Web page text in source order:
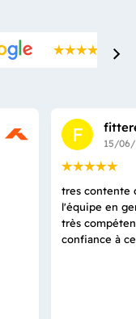
F 15/
tres contente
l'équipe en
très
confiance à